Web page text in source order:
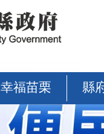
幸福苗栗 縣